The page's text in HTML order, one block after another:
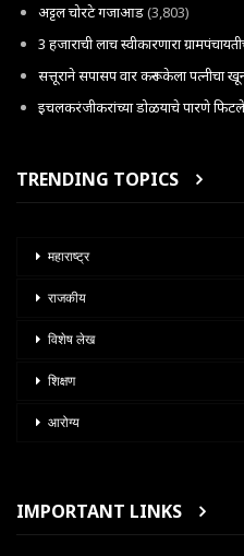
अट्टल चोरटे गजाआड(3,803)
3 हजाराची लाच स्वीकारणारा
सत्तूराने सपासप वार करून केला पत्नीचा
इचलकरंजीकरांच्या डोळयाचे पारणे फिटले
TRENDING TOPICS
महाराष्ट्र
राजकीय
विशेष लेख
शिक्षण
आरोग्य
IMPORTANT LINKS